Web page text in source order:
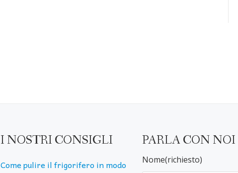
I NOSTRI CONSIGLI
Come pulire il frigorifero in modo
PARLA CON NOI
Nome(richiesto)